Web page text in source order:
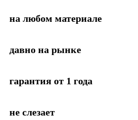
на любом материале
давно на рынке
гарантия от 1 года
не слезает